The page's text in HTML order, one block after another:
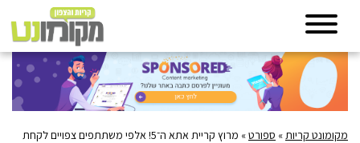
מקומונט קריות » ספורט»
מרוץ קריית אתא ה־5! אלפי משתתפים צפויים לקחת